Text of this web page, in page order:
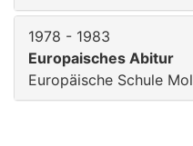
1978 - 1983
Europaisches Abitur
Europäische Schule Mol